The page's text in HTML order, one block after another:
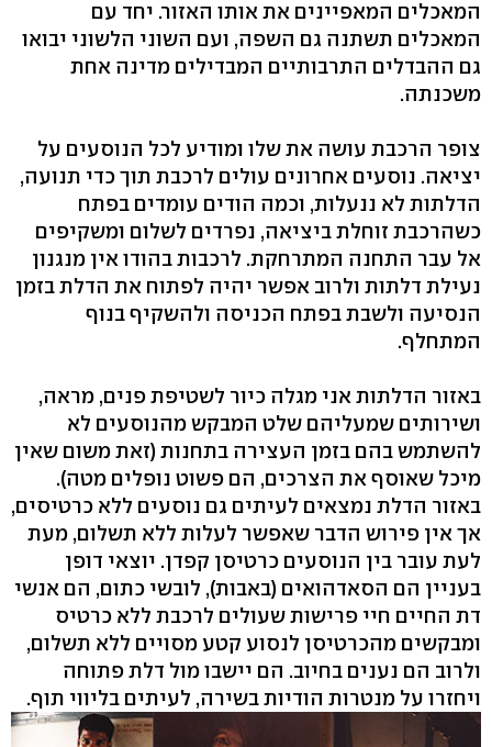
המאכלים המאפיינים את אותו האזור. יחד עם
המאכלים תשתנה גם השפה, ועם השוני הלשוני יבואו
גם ההבדלים התרבותיים המבדילים מדינה אחת
משכנתה.
צופר הרכבת עושה את שלו ומודיע לכל הנוסעים על
יציאה. נוסעים אחרונים עולים לרכבת תוך כדי תנועה,
הדלתות לא ננעלות, וכמה הודים עומדים בפתח
כשהרכבת זוחלת ביציאה, נפרדים לשלום ומשקיפים
אל עבר התחנה המתרחקת. לרכבות בהודו אין מנגנון
נעילת דלתות ולרוב אפשר יהיה לפתוח את הדלת בזמן
הנסיעה ולשבת בפתח הכניסה ולהשקיף בנוף
המתחלף.
באזור הדלתות אני מגלה כיור לשטיפת פנים, מראה,
ושירותים שמעליהם שלט המבקש מהנוסעים לא
להשתמש בהם בזמן העצירה בתחנות (זאת משום שאין
מיכל שאוסף את הצרכים, הם פשוט נופלים מטה).
באזור הדלת נמצאים לעיתים גם נוסעים ללא כרטיסים,
אך אין פירוש הדבר שאפשר לעלות ללא תשלום, מעת
לעת עובר בין הנוסעים כרטיסן קפדן. יוצאי דופן
בעניין הם הסאדהואים (באבות), לובשי כתום, הם אנשי
דת החיים חיי פרישות שעולים לרכבת ללא כרטיס
ומבקשים מהכרטיסן לנסוע קטע מסויים ללא תשלום,
ולרוב הם נענים בחיוב. הם יישבו מול דלת פתוחה
ויחזרו על מנטרות הודיות בשירה, לעיתים בליווי תוף.